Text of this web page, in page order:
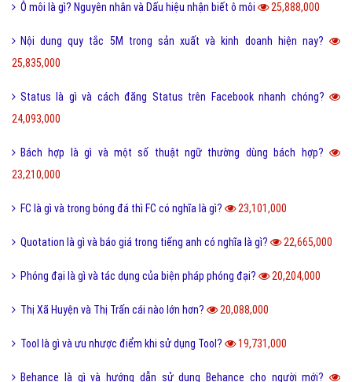
Ô môi là gì? Nguyên nhân và Dấu hiệu nhận biết ô môi 25,888,000
Nội dung quy tắc 5M trong sản xuất và kinh doanh hiện nay?
25,835,000
Status là gì và cách đăng Status trên Facebook nhanh chóng?
24,093,000
Bách hợp là gì và một số thuật ngữ thường dùng bách hợp?
23,210,000
FC là gì và trong bóng đá thì FC có nghĩa là gì? 23,101,000
Quotation là gì và báo giá trong tiếng anh có nghĩa là gì? 22,665,000
Phóng đại là gì và tác dụng của biện pháp phóng đại? 20,204,000
Thị Xã Huyện và Thị Trấn cái nào lớn hơn? 20,088,000
Tool là gì và ưu nhược điểm khi sử dụng Tool? 19,731,000
Behance là gì và hướng dẫn sử dụng Behance cho người mới?